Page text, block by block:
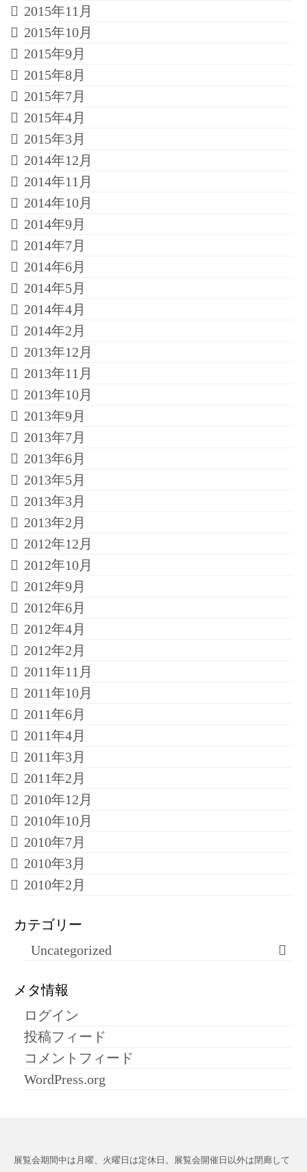
2015年11月
2015年10月
2015年9月
2015年8月
2015年7月
2015年4月
2015年3月
2014年12月
2014年11月
2014年10月
2014年9月
2014年7月
2014年6月
2014年5月
2014年4月
2014年2月
2013年12月
2013年11月
2013年10月
2013年9月
2013年7月
2013年6月
2013年5月
2013年3月
2013年2月
2012年12月
2012年10月
2012年9月
2012年6月
2012年4月
2012年2月
2011年11月
2011年10月
2011年6月
2011年4月
2011年3月
2011年2月
2010年12月
2010年10月
2010年7月
2010年3月
2010年2月
カテゴリー
Uncategorized
メタ情報
ログイン
投稿フィード
コメントフィード
WordPress.org
展覧会期間中は月曜、火曜日は定休日。展覧会開催日以外は閉廊して